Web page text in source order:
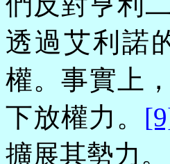
透過艾利諾
權。事實上
下放權力。
擴展其勢力。